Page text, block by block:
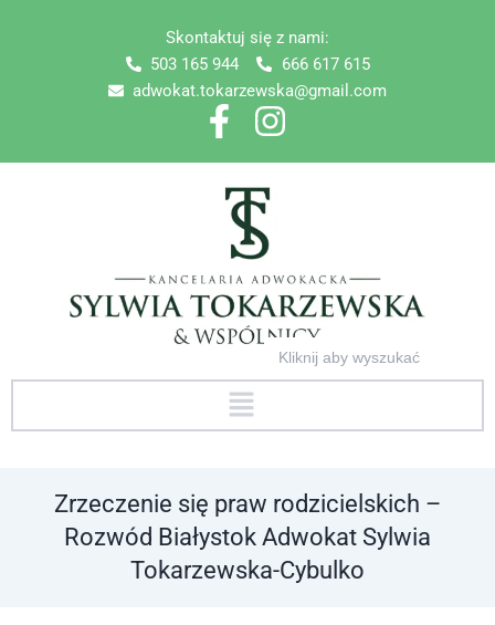
Skontaktuj się z nami:
503 165 944
666 617 615
adwokat.tokarzewska@gmail.com
Menu
Search
for:
Zrzeczenie się praw rodzicielskich –
Rozwód Białystok Adwokat Sylwia
Tokarzewska-Cybulko